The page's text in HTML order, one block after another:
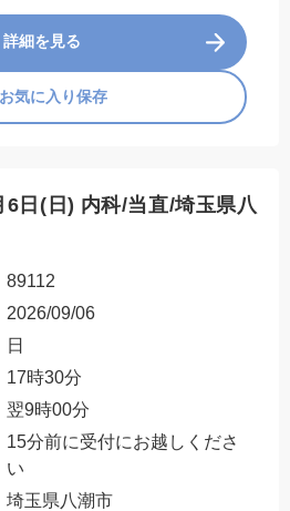
詳細を見る
お気に入り保存
6日(日) 内科/当直/埼玉県八
89112
2026/09/06
日
17時30分
翌9時00分
15分前に受付にお越しくださ
い
埼玉県八潮市